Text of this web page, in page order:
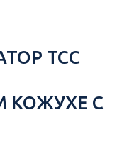
ТСС
КОЖУХЕ С